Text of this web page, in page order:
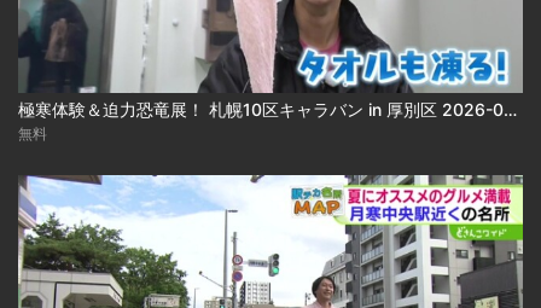
極寒体験＆迫力恐竜展！ 札幌10区キャラバン in 厚別区 2026-08-05
無料